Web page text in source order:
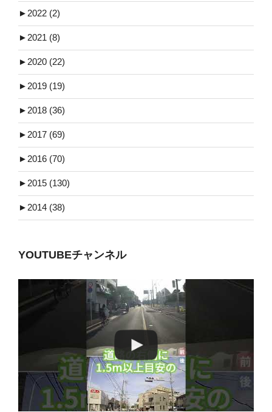
► 2022 (2)
► 2021 (8)
► 2020 (22)
► 2019 (19)
► 2018 (36)
► 2017 (69)
► 2016 (70)
► 2015 (130)
► 2014 (38)
YOUTUBEチャンネル